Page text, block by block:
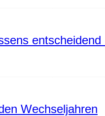
entscheidend
Wechseljahren